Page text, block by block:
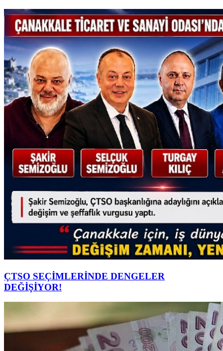
ÇTSO SEÇİMLERİNDE DENGELER
DEĞİŞİYOR!